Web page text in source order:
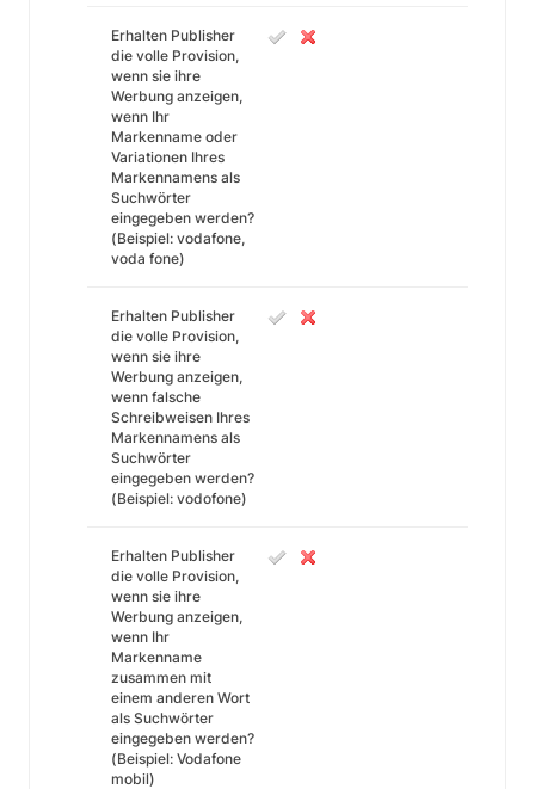
Erhalten Publisher
die volle Provision,
wenn sie ihre
Werbung anzeigen,
wenn Ihr
Markenname oder
Variationen Ihres
Markennamens als
Suchwörter
eingegeben werden?
(Beispiel: vodafone,
voda fone)
Erhalten Publisher
die volle Provision,
wenn sie ihre
Werbung anzeigen,
wenn falsche
Schreibweisen Ihres
Markennamens als
Suchwörter
eingegeben werden?
(Beispiel: vodofone)
Erhalten Publisher
die volle Provision,
wenn sie ihre
Werbung anzeigen,
wenn Ihr
Markenname
zusammen mit
einem anderen Wort
als Suchwörter
eingegeben werden?
(Beispiel: Vodafone
mobil)